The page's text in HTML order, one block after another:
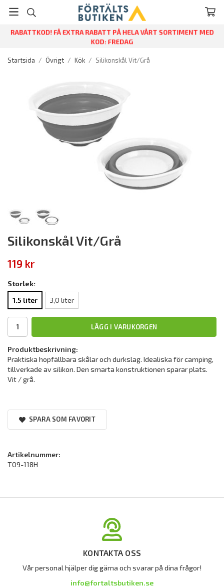
RABATTKOD! FÅ EXTRA RABATT PÅ HELA VÅRT SORTIMENT MED
KOD: FREDAG
Startsida / Övrigt / Kök / Silikonskål Vit/Grå
Silikonskål Vit/Grå
119 kr
Storlek:
1.5 liter
3,0 liter
LÄGG I VARUKORGEN
Produktbeskrivning:
Praktiska hopfällbara skålar och durkslag. Idealiska för camping,
tillverkade av silikon. Den smarta konstruktionen sparar plats.
Vit / grå.
SPARA SOM FAVORIT
Artikelnummer:
T09-118H
KONTAKTA OSS
Vår personal hjälper dig gärna och svarar på dina frågor!
info@fortaltsbutiken.se